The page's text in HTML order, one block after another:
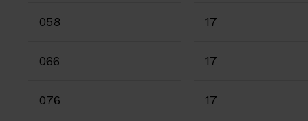
058 17
066 17
076 17